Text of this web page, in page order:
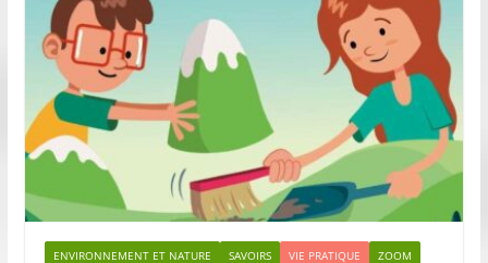
ENVIRONNEMENT ET NATURE SAVOIRS VIE PRATIQUE ZOOM